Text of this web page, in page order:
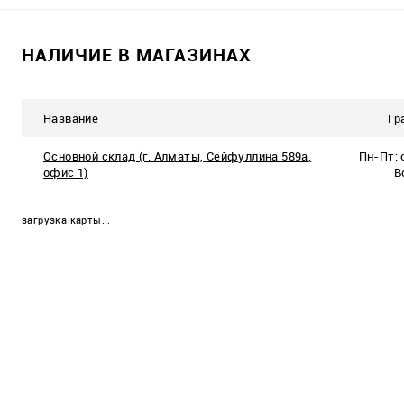
В избранное
В
НАЛИЧИЕ В МАГАЗИНАХ
Название
Основной склад (г. Алматы, Сейфуллина 589а,
офис 1)
Пн-Пт:
загрузка карты...